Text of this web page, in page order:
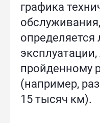
графика
пройденному
(например,
15 тысяч км).